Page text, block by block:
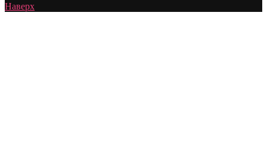
Наверх